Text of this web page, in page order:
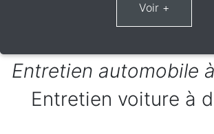
Entretien automobile
Entretien voiture à